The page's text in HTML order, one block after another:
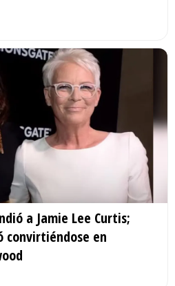
a Jamie Lee Curtis;
en